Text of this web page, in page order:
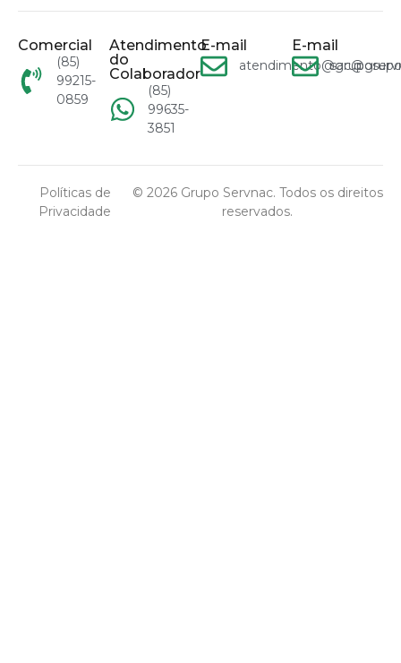
Comercial
(85)
99215-
0859
Atendimento
do
Colaborador
(85)
99635-
3851
E-mail E-mail
© 2026 Grupo Servnac. Todos os direitos
reservados.
Políticas de
Privacidade